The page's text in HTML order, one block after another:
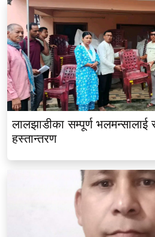
लालझाडीका सम्पूर्ण भलमन्सालाई
हस्तान्तरण